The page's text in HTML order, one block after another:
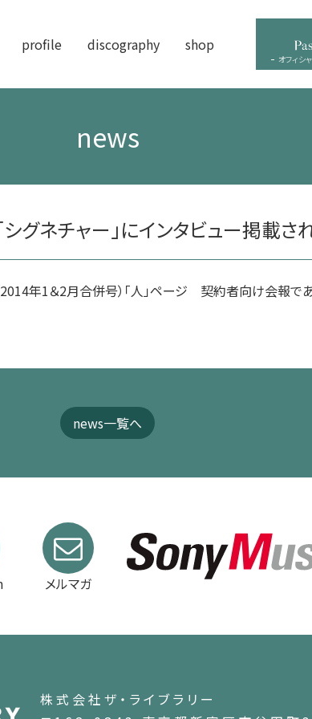
profile discography shop
オフィシ
news
グネチャー」にインタビュー掲載さ
2014年1＆2月合併号）「人」ページ 契約者向け会報
news一覧へ
メルマガ
株式会社ザ・ライブラリー